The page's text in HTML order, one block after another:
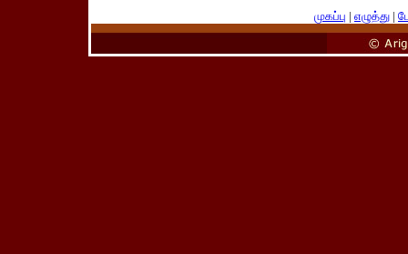
முகப்பு | எழுத்து |